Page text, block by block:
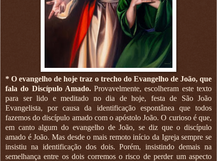
* O evangelho de hoje traz o trecho do Evangelho de João, que
fala do Discípulo Amado.Provavelmente, escolheram este texto
para ser lido e meditado no dia de hoje, festa de São João
Evangelista, por causa da identificação espontânea que todos
fazemos do discípulo amado com o apóstolo João. O curioso é que,
em canto algum do evangelho de João, se diz que o discípulo
amado é João. Mas desde o mais remoto início da Igreja sempre se
insistiu na identificação dos dois. Porém, insistindo demais na
semelhança entre os dois corremos o risco de perder um aspecto